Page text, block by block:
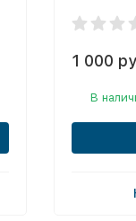
1 000
В